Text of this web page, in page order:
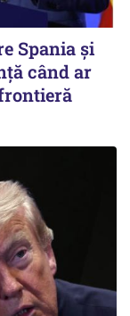
Spania și
când ar